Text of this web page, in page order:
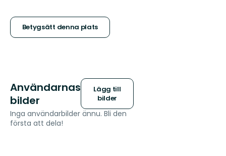
stjärnor
Betygsätt denna plats
Användarnas
bilder
Lägg till
bilder
Inga användarbilder ännu. Bli den
första att dela!